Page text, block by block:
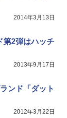
2014年3月13日
第2弾はハッチ
2013年9月17日
ンド「ダット
2012年3月22日